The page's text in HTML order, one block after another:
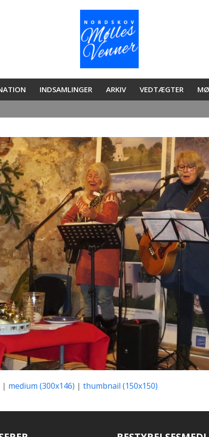
INDSAMLINGER ARKIV VEDTÆGTER
| medium (300x146) | thumbnail (150x150)